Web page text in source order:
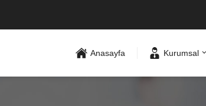
Anasayfa Kurumsal